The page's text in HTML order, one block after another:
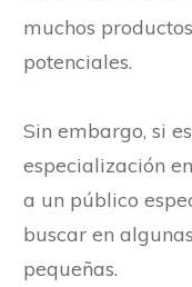
muchos
potenciales.
Sin embargo, si
especialización
a un público
buscar en
pequeñas.